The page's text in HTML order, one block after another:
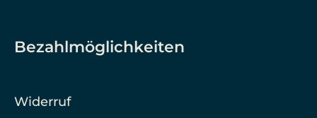
Bezahlmöglichkeiten
Widerruf